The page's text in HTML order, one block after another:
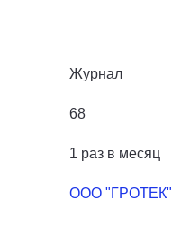
Журнал
68
1 раз в месяц
ООО "ГРОТЕК"